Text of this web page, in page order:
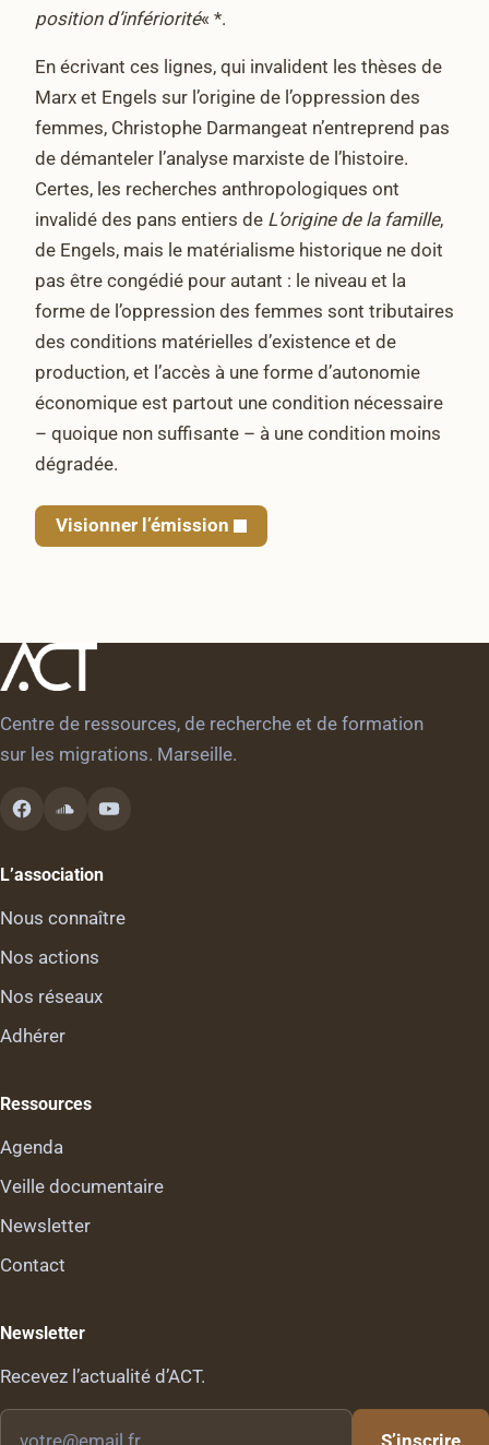
position d’infériorité« *.
En écrivant ces lignes, qui invalident les thèses de
Marx et Engels sur l’origine de l’oppression des
femmes, Christophe Darmangeat n’entreprend pas
de démanteler l’analyse marxiste de l’histoire.
Certes, les recherches anthropologiques ont
invalidé des pans entiers de L’origine de la famille,
de Engels, mais le matérialisme historique ne doit
pas être congédié pour autant : le niveau et la
forme de l’oppression des femmes sont tributaires
des conditions matérielles d’existence et de
production, et l’accès à une forme d’autonomie
économique est partout une condition nécessaire
– quoique non suffisante – à une condition moins
dégradée.
Visionner l’émission
Centre de ressources, de recherche et de formation
sur les migrations. Marseille.
L’association
Nous connaître
Nos actions
Nos réseaux
Adhérer
Ressources
Agenda
Veille documentaire
Newsletter
Contact
Newsletter
Recevez l’actualité d’ACT.